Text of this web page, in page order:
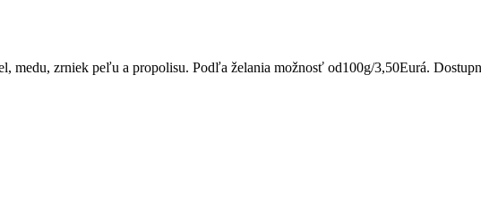
medu, zrniek peľu a propolisu. Podľa želania možnosť od100g/3,50Eurá.